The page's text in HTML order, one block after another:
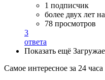
1 подписчик
более двух лет
78 просмотров
3
ответа
Показать ещё
Самое интересное за 24 часа